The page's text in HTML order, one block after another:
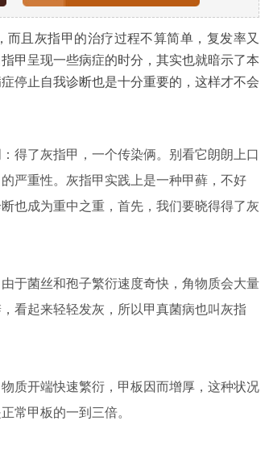
且灰指甲的治疗过程不算简单，复发率又
甲呈现一些病症的时分，其实也就暗示了本
停止自我诊断也是十分重要的，这样才不会
了灰指甲，一个传染俩。别看它朗朗上口
严重性。灰指甲实践上是一种甲藓，不好
也成为重中之重，首先，我们要晓得得了灰
菌丝和孢子繁衍速度奇快，角物质会大量
看起来轻轻发灰，所以甲真菌病也叫灰指
开端快速繁衍，甲板因而增厚，这种状况
常甲板的一到三倍。